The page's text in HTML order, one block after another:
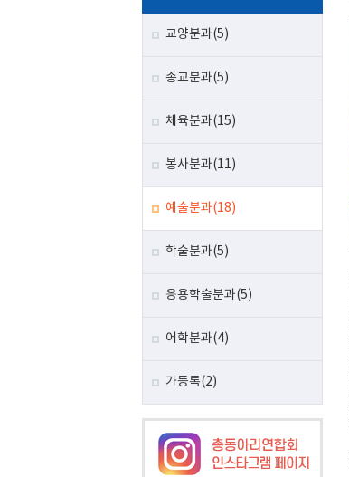
교양분과(5)
종교분과(5)
체육분과(15)
봉사분과(11)
예술분과(18)
학술분과(5)
응용학술분과(5)
어학분과(4)
가등록(2)